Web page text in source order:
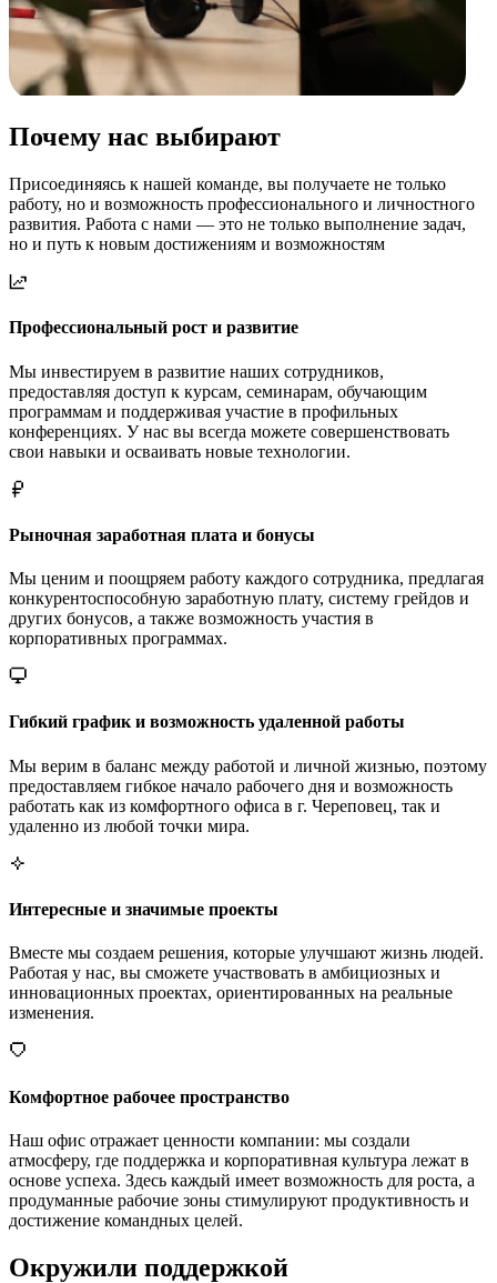
Почему нас выбирают
Присоединяясь к нашей команде, вы получаете не только
работу, но и возможность профессионального и личностного
развития. Работа с нами — это не только выполнение задач,
но и путь к новым достижениям и возможностям
Профессиональный рост и развитие
Мы инвестируем в развитие наших сотрудников,
предоставляя доступ к курсам, семинарам, обучающим
программам и поддерживая участие в профильных
конференциях. У нас вы всегда можете совершенствовать
свои навыки и осваивать новые технологии.
Рыночная заработная плата и бонусы
Мы ценим и поощряем работу каждого сотрудника, предлагая
конкурентоспособную заработную плату, систему грейдов и
других бонусов, а также возможность участия в
корпоративных программах.
Гибкий график и возможность удаленной работы
Мы верим в баланс между работой и личной жизнью, поэтому
предоставляем гибкое начало рабочего дня и возможность
работать как из комфортного офиса в г. Череповец, так и
удаленно из любой точки мира.
Интересные и значимые проекты
Вместе мы создаем решения, которые улучшают жизнь людей.
Работая у нас, вы сможете участвовать в амбициозных и
инновационных проектах, ориентированных на реальные
изменения.
Комфортное рабочее пространство
Наш офис отражает ценности компании: мы создали
атмосферу, где поддержка и корпоративная культура лежат в
основе успеха. Здесь каждый имеет возможность для роста, а
продуманные рабочие зоны стимулируют продуктивность и
достижение командных целей.
Окружили поддержкой